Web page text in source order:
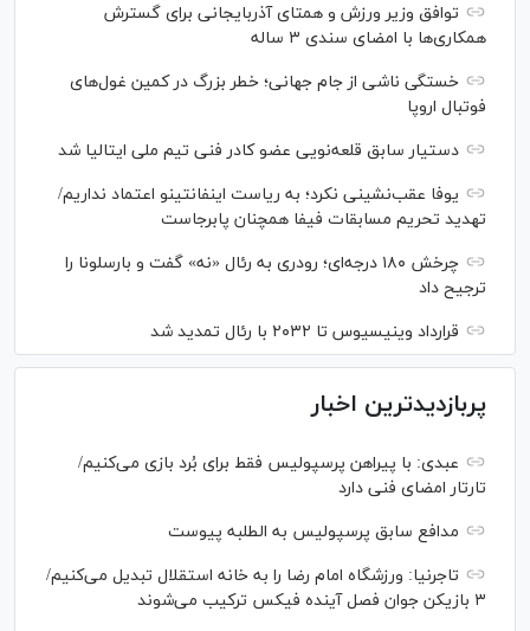
توافق وزیر ورزش و همتای آذربایجانی برای گسترش
همکاری‌ها با امضای سندی ۳ ساله
خستگی ناشی از جام جهانی؛ خطر بزرگ در کمین غول‌های
فوتبال اروپا
دستیار سابق قلعه‌نویی عضو کادر فنی تیم ملی ایتالیا شد
یوفا عقب‌نشینی نکرد؛ به ریاست اینفانتینو اعتماد نداریم/
تهدید تحریم مسابقات فیفا همچنان پابرجاست
چرخش ۱۸۰ درجه‌ای؛ رودری به رئال «نه» گفت و بارسلونا را
ترجیح داد
قرارداد وینیسیوس تا ۲۰۳۲ با رئال‌ تمدید شد
پربازدیدترین اخبار
عبدی: با پیراهن پرسپولیس فقط برای بُرد بازی می‌کنیم/
تارتار امضای فنی دارد
مدافع سابق پرسپولیس به الطلبه پیوست
تاجرنیا: ورزشگاه امام رضا را به خانه استقلال تبدیل می‌کنیم/
۳ بازیکن جوان فصل آینده فیکس ترکیب می‌شوند